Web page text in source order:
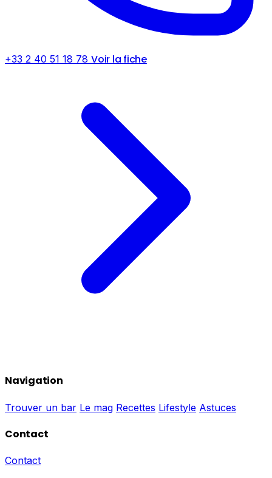
+33 2 40 51 18 78 Voir la fiche
Navigation
Trouver un bar Le mag Recettes Lifestyle Astuces
Contact
Contact